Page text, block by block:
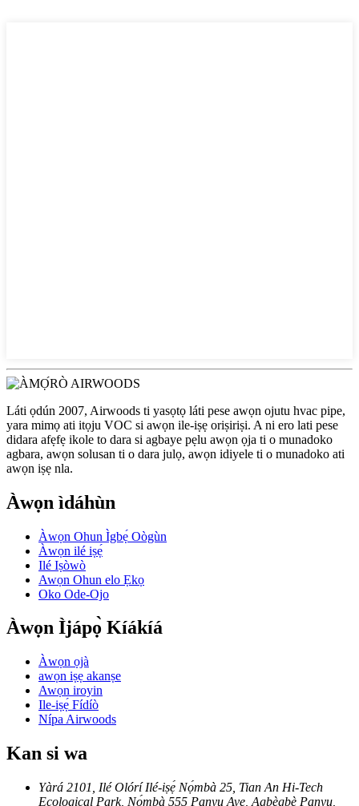
Láti ọdún 2007, Airwoods ti yasọtọ láti pese awọn ojutu hvac pipe,
yara mimọ ati itọju VOC si awọn ile-iṣẹ oriṣiriṣi. A ni ero lati pese
didara afẹfẹ ikole to dara si agbaye pẹlu awọn ọja ti o munadoko
agbara, awọn solusan ti o dara julọ, awọn idiyele ti o munadoko ati
awọn iṣẹ nla.
Àwọn ìdáhùn
Àwọn Ohun Ìgbẹ́ Oògùn
Àwọn ilé iṣẹ́
Ilé Iṣòwò
Awọn Ohun elo Ẹkọ
Oko Ode-Ojo
Àwọn Ìjápọ̀ Kíákíá
Àwọn ọjà
awọn iṣẹ akanṣe
Awọn iroyin
Ile-iṣẹ́ Fídíò
Nípa Airwoods
Kan si wa
Yàrá 2101, Ilé Olórí Ilé-iṣẹ́ Nọ́mbà 25, Tian An Hi-Tech
Ecological Park, Nọ́mbà 555 Panyu Ave, Agbègbè Panyu,